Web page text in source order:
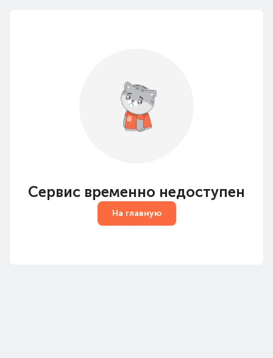
Сервис временно недоступен
На главную